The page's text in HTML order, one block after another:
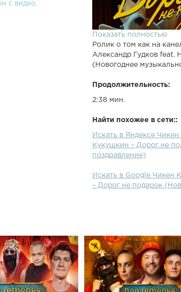
Показать полностью
Ролик о том как на
Александр Гудков feat.
(Новогоднее
Продолжительность:
2:38 мин.
Найти похожее в сети::
Искать в Яндексе
Кукушкин – Дорог не
поздравление)
Искать в Google Чикен
– Дорог не подарок
с видео